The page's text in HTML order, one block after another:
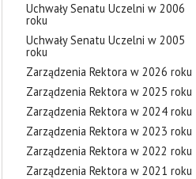
Uchwały Senatu Uczelni w 2006
roku
Uchwały Senatu Uczelni w 2005
roku
Zarządzenia Rektora w 2026 roku
Zarządzenia Rektora w 2025 roku
Zarządzenia Rektora w 2024 roku
Zarządzenia Rektora w 2023 roku
Zarządzenia Rektora w 2022 roku
Zarządzenia Rektora w 2021 roku